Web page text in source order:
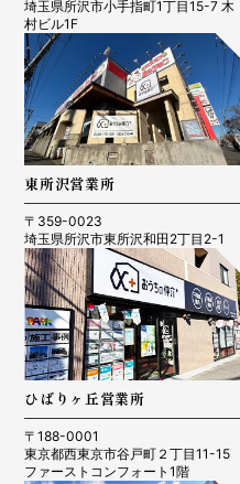
埼玉県所沢市小手指町1丁目15-7 木
村ビル1F
東所沢営業所
〒359-0023
埼玉県所沢市東所沢和田2丁目2-1
ひばりヶ丘営業所
〒188-0001
東京都西東京市谷戸町２丁目11-15
ファーストコンフォート1階